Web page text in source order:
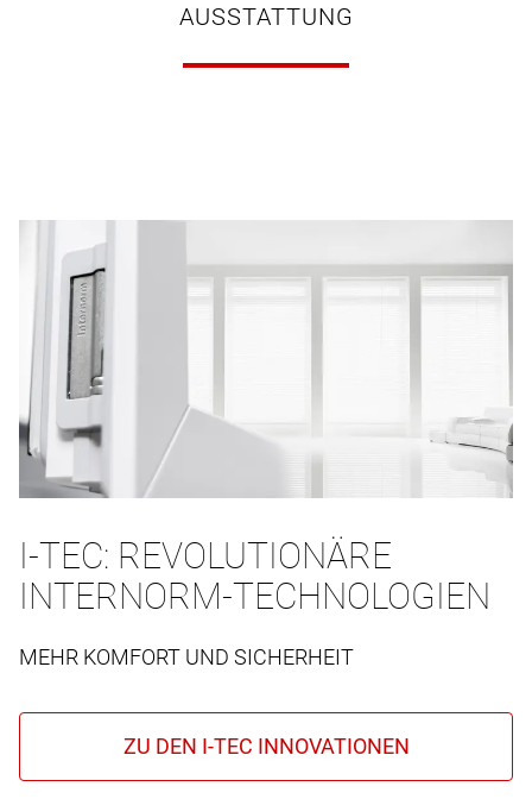
AUSSTATTUNG
I-TEC: REVOLUTIONÄRE
INTERNORM-TECHNOLOGIEN
MEHR KOMFORT UND SICHERHEIT